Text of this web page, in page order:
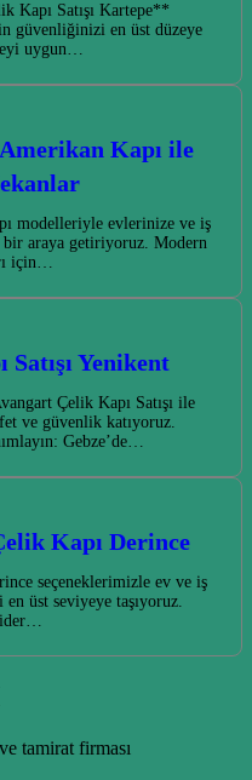
Kapı Satışı Kartepe**
güvenliğinizi en üst düzeye
uygun…
Kapı ile
modelleriyle evlerinize ve iş
araya getiriyoruz. Modern
için…
Yenikent
Çelik Kapı Satışı ile
ve güvenlik katıyoruz.
Gebze’de…
Kapı Derince
seçeneklerimizle ev ve iş
üst seviyeye taşıyoruz.
tamirat firması